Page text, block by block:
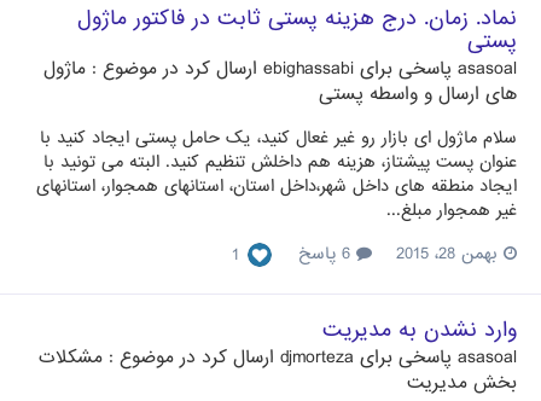
نماد. زمان. درج هزینه پستی ثابت در فاکتور ماژول
پستی
asasoal پاسخی برای ebighassabi ارسال کرد در موضوع : ماژول
های ارسال و واسطه پستی
سلام ماژول ای بازار رو غیر غعال کنید، یک حامل پستی ایجاد کنید با
عنوان پست پیشتاز، هزینه هم داخلش تنظیم کنید. البته می تونید با
ایجاد منطقه های داخل شهر،داخل استان، استانهای همجوار، استانهای
غیر همجوار مبلغ...
بهمن 28، 2015
1
وارد نشدن به مدیریت
asasoal پاسخی برای djmorteza ارسال کرد در موضوع : مشکلات
بخش مدیریت